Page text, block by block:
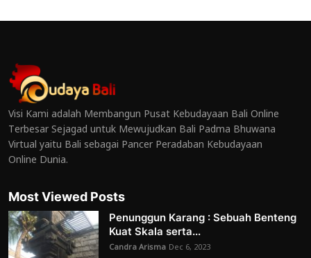
Visi Kami adalah Membangun Pusat Kebudayaan Bali Online
Terbesar Sejagad untuk Mewujudkan Bali Padma Bhuwana
Virtual yaitu Bali sebagai Pancer Peradaban Kebudayaan
Online Dunia.
Most Viewed Posts
Penunggun Karang : Sebuah Benteng
Kuat Skala serta...
Candra Arisma Dec 6, 2023